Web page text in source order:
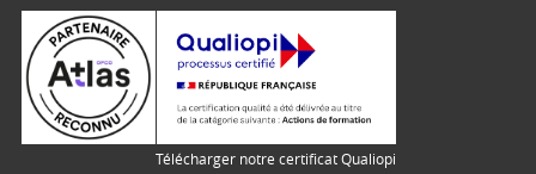
Télécharger notre certificat Qualiopi